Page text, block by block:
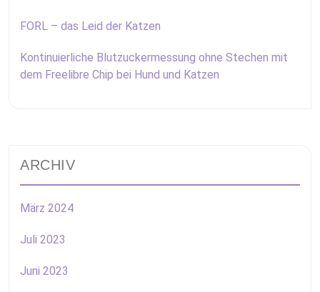
FORL – das Leid der Katzen
Kontinuierliche Blutzuckermessung ohne Stechen mit
dem Freelibre Chip bei Hund und Katzen
ARCHIV
März 2024
Juli 2023
Juni 2023